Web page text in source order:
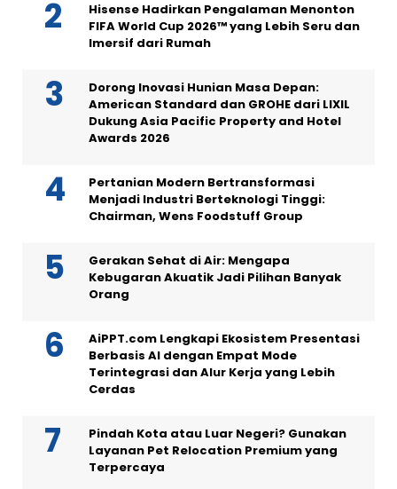
Hisense Hadirkan Pengalaman Menonton
FIFA World Cup 2026™ yang Lebih Seru dan
Imersif dari Rumah
Dorong Inovasi Hunian Masa Depan:
American Standard dan GROHE dari LIXIL
Dukung Asia Pacific Property and Hotel
Awards 2026
Pertanian Modern Bertransformasi
Menjadi Industri Berteknologi Tinggi:
Chairman, Wens Foodstuff Group
Gerakan Sehat di Air: Mengapa
Kebugaran Akuatik Jadi Pilihan Banyak
Orang
AiPPT.com Lengkapi Ekosistem Presentasi
Berbasis AI dengan Empat Mode
Terintegrasi dan Alur Kerja yang Lebih
Cerdas
Pindah Kota atau Luar Negeri? Gunakan
Layanan Pet Relocation Premium yang
Terpercaya